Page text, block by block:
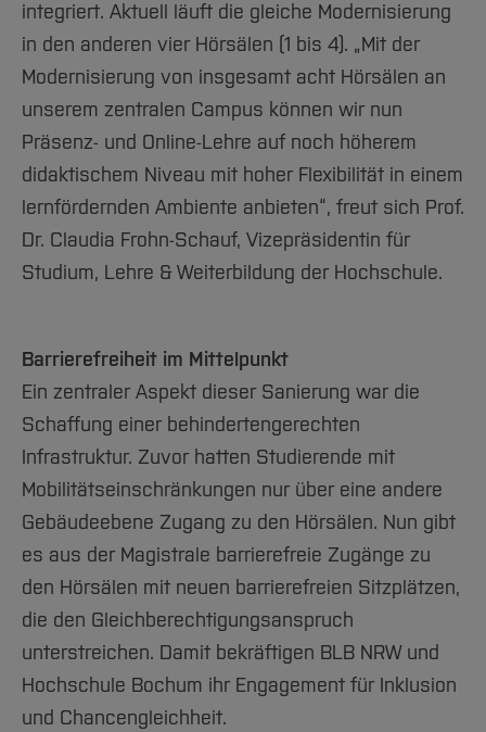
integriert. Aktuell läuft die gleiche Modernisierung
in den anderen vier Hörsälen (1 bis 4). „Mit der
Modernisierung von insgesamt acht Hörsälen an
unserem zentralen Campus können wir nun
Präsenz- und Online-Lehre auf noch höherem
didaktischem Niveau mit hoher Flexibilität in einem
lernfördernden Ambiente anbieten“, freut sich Prof.
Dr. Claudia Frohn-Schauf, Vizepräsidentin für
Studium, Lehre & Weiterbildung der Hochschule.
Barrierefreiheit im Mittelpunkt
Ein zentraler Aspekt dieser Sanierung war die
Schaffung einer behindertengerechten
Infrastruktur. Zuvor hatten Studierende mit
Mobilitätseinschränkungen nur über eine andere
Gebäudeebene Zugang zu den Hörsälen. Nun gibt
es aus der Magistrale barrierefreie Zugänge zu
den Hörsälen mit neuen barrierefreien Sitzplätzen,
die den Gleichberechtigungsanspruch
unterstreichen. Damit bekräftigen BLB NRW und
Hochschule Bochum ihr Engagement für Inklusion
und Chancengleichheit.